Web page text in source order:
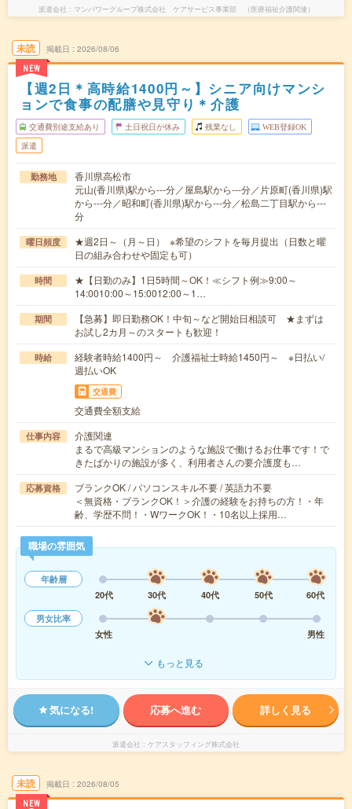
派遣会社 マンパワーグループ株式会社 ケアサービス事業部 （医療福祉介護関連）
未読
NEW
掲載日 2026/08/06
【週2日＊高時給1400円～】シニア向けマンシ
ョンで食事の配膳や見守り＊介護
交通費別途支給あり 土日祝日が休み 残業なし WEB登録OK
派遣
勤務地
香川県高松市
元山(香川県)駅から---分／屋島駅から---分／片原町(香川県)駅
から---分／昭和町(香川県)駅から---分／松島二丁目駅から---
分
曜日頻度
★週2日～（月～日） ※希望のシフトを毎月提出（日数と曜
日の組み合わせや固定も可）
時間
★【日勤のみ】1日5時間～OK！≪シフト例≫9:00～
14:0010:00～15:0012:00～1…
期間
【急募】即日勤務OK！中旬～など開始日相談可 ★まずは
お試し2カ月～のスタートも歓迎！
時給
経験者時給1400円～ 介護福祉士時給1450円～ ※日払い/
週払いOK
交通費
交通費全額支給
仕事内容
介護関連
まるで高級マンションのような施設で働けるお仕事です！で
きたばかりの施設が多く、利用者さんの要介護度も…
応募資格
ブランクOK / パソコンスキル不要 / 英語力不要
＜無資格・ブランクOK！＞介護の経験をお持ちの方！・年
齢、学歴不問！・WワークOK！・10名以上採用…
職場の雰囲気
年齢層
20代
30代 40代 50代
60代
男女比率
女性
男性
もっと見る
気になる! 応募へ進む 詳しく見る
派遣会社 ケアスタッフィング株式会社
未読
NEW
掲載日 2026/08/05